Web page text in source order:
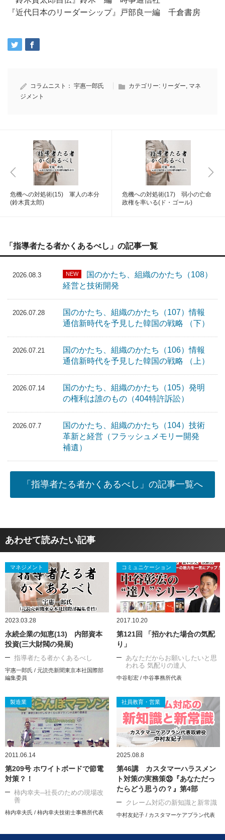
『近代日本のリーダーシップ』戸部良一編 千倉書房
コラムニスト： 宇惠一郎氏 カテゴリー: リーダー マネ
ジメント
危機への対処術(15) 軍人の本分
(鈴木貫太郎)
危機への対処術(17) 弱小の亡命
政権を率いる(ド・ゴール)
「指導者たる者かくあるべし」の記事一覧
2026.08.3 NEW
国のかたち、組織のかたち（108）
経営と技術開発
2026.07.28
国のかたち、組織のかたち（107）情報
通信新時代を予見した韓国の戦略 （下）
2026.07.21
国のかたち、組織のかたち（106）情報
通信新時代を予見した韓国の戦略 （上）
2026.07.14
国のかたち、組織のかたち（105）発明
の権利は誰のもの（404特許訴訟）
2026.07.7
国のかたち、組織のかたち（104）技術
革新と経営（フラッシュメモリー開発
補遺）
「指導者たる者かくあるべし」の記事一覧へ
あわせて読みたい記事
マネジメント
2023.03.28
永続企業の知恵(13) 内部資本
投資(三大財閥の発展)
指導者たる者かくあるべし
宇惠一郎氏 / 元読売新聞東京本社国際部
編集委員
コミュニケーション
2017.10.20
第121回 「招かれた場合の気配
り」
あなただからお願いしたいと思
われる 気配りの達人
中谷彰宏 / 中谷事務所代表
製造業
2011.06.14
第209号 ホワイトボードで節電
対策？！
柿内幸夫─社長のための現場改
善
柿内幸夫氏 / 柿内幸夫技術士事務所代表
社員教育・営業
2025.08.8
第46講 カスタマーハラスメン
ト対策の実務策㉝『あなただっ
たらどう思うの？』第4部
クレーム対応の新知識と新常識
中村友妃子 / カスタマーケアプラン代表